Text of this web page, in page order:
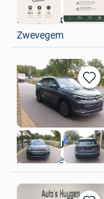
Deconinck BV
Zwevegem
in
Mijn
Autos De Jan
Nieuwrode